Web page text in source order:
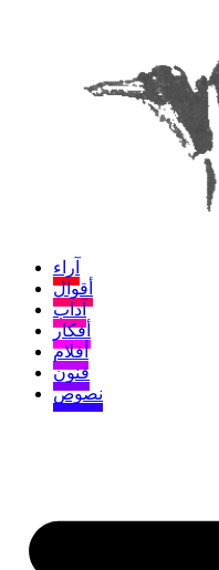
آراء
أقوال
آداب
أفكار
أفلام
فنون
نصوص